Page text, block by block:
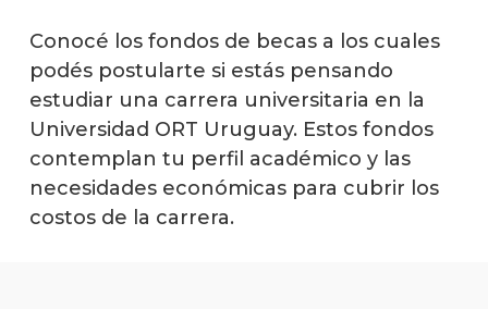
Becas
Conocé los fondos de becas a los cuales
podés postularte si estás pensando
estudiar una carrera universitaria en la
Universidad ORT Uruguay. Estos fondos
contemplan tu perfil académico y las
necesidades económicas para cubrir los
costos de la carrera.